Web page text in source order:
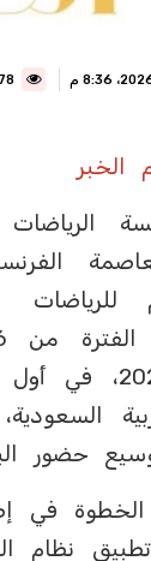
الخبر
الرياضات
أغسطس 2026،
حضور
في
تطبيق نظام